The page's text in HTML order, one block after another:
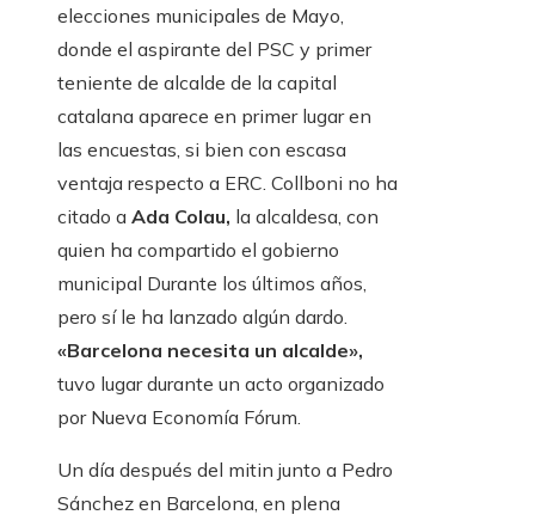
elecciones municipales de Mayo,
donde el aspirante del PSC y primer
teniente de alcalde de la capital
catalana aparece en primer lugar en
las encuestas, si bien con escasa
ventaja respecto a ERC. Collboni no ha
citado a Ada Colau, la alcaldesa, con
quien ha compartido el gobierno
municipal Durante los últimos años,
pero sí le ha lanzado algún dardo.
«Barcelona necesita un alcalde»,
tuvo lugar durante un acto organizado
por Nueva Economía Fórum.
Un día después del mitin junto a Pedro
Sánchez en Barcelona, ​​​​​​en plena